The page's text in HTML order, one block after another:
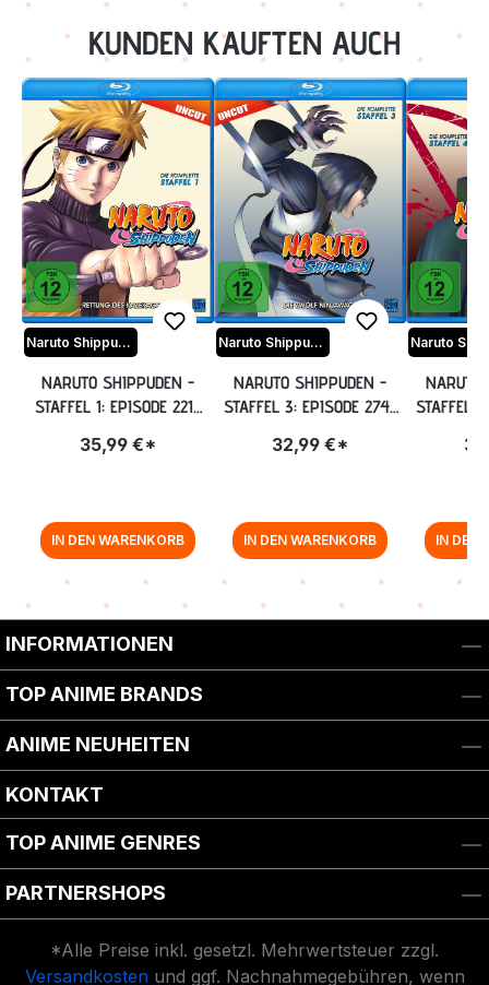
KUNDEN KAUFTEN AUCH
Naruto Shippuden
NARUTO SHIPPUDEN -
STAFFEL 1: EPISODE 221-
35,99 €*
IN DEN WARENKORB
Naruto Shippuden
NARUTO SHIPPUDEN -
STAFFEL 3: EPISODE 274-
32,99 €*
IN DEN WARENKORB
NARUTO
STAFFEL
IN DEN
Zurück zur Vor-/Zurück-Navigation
INFORMATIONEN
TOP ANIME BRANDS
ANIME NEUHEITEN
KONTAKT
TOP ANIME GENRES
PARTNERSHOPS
*Alle Preise inkl. gesetzl. Mehrwertsteuer zzgl.
Versandkosten und ggf. Nachnahmegebühren, wenn